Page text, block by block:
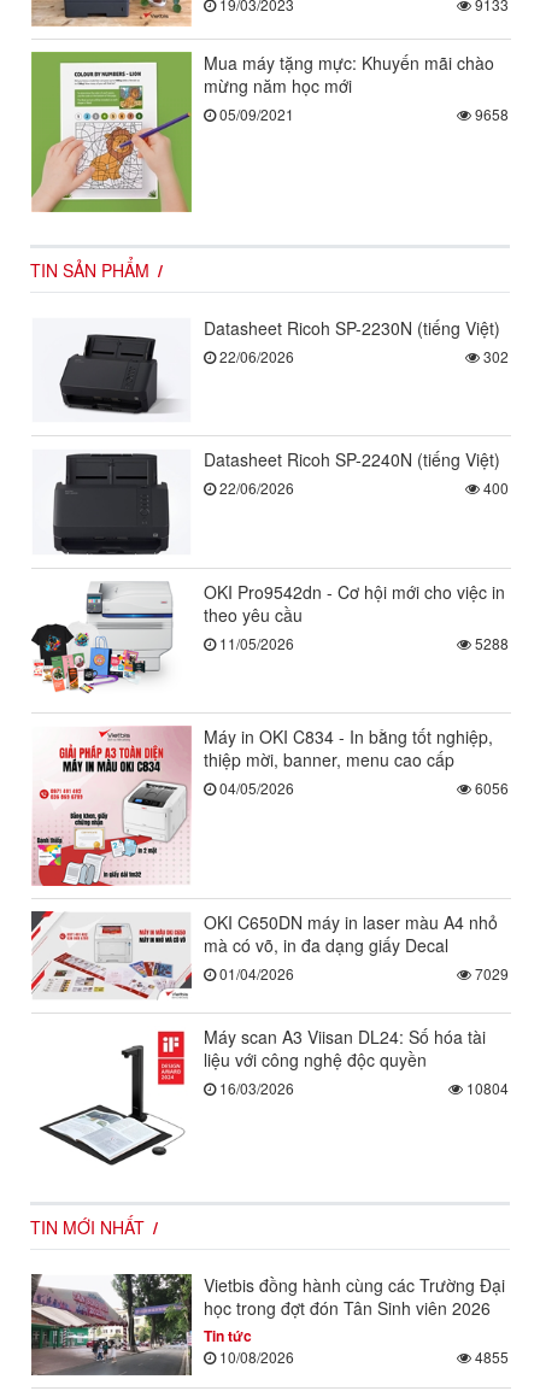
19/03/2023 9133
Mua máy tặng mực: Khuyến mãi chào
mừng năm học mới
05/09/2021 9658
TIN SẢN PHẨM
Datasheet Ricoh SP-2230N (tiếng Việt)
22/06/2026 302
Datasheet Ricoh SP-2240N (tiếng Việt)
22/06/2026 400
OKI Pro9542dn - Cơ hội mới cho việc in
theo yêu cầu
11/05/2026 5288
Máy in OKI C834 - In bằng tốt nghiệp,
thiệp mời, banner, menu cao cấp
04/05/2026 6056
OKI C650DN máy in laser màu A4 nhỏ
mà có võ, in đa dạng giấy Decal
01/04/2026 7029
Máy scan A3 Viisan DL24: Số hóa tài
liệu với công nghệ độc quyền
16/03/2026 10804
TIN MỚI NHẤT
Vietbis đồng hành cùng các Trường Đại
học trong đợt đón Tân Sinh viên 2026
Tin tức
10/08/2026 4855